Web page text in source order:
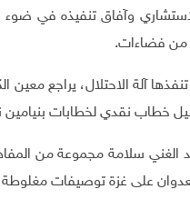
وآفاق تنفيذه في
من فضاءات.
آلة الاحتلال، يراجع
خطاب نقدي لخطابات بنيامين
الغني سلامة مجموعة من
على غزة توصيفات